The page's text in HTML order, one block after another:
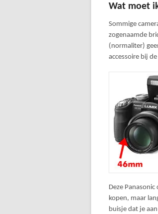
Wat moet
Sommige
zogenaamde
(normaliter)
accessoire bij
Deze
kopen, maar
buisje dat je